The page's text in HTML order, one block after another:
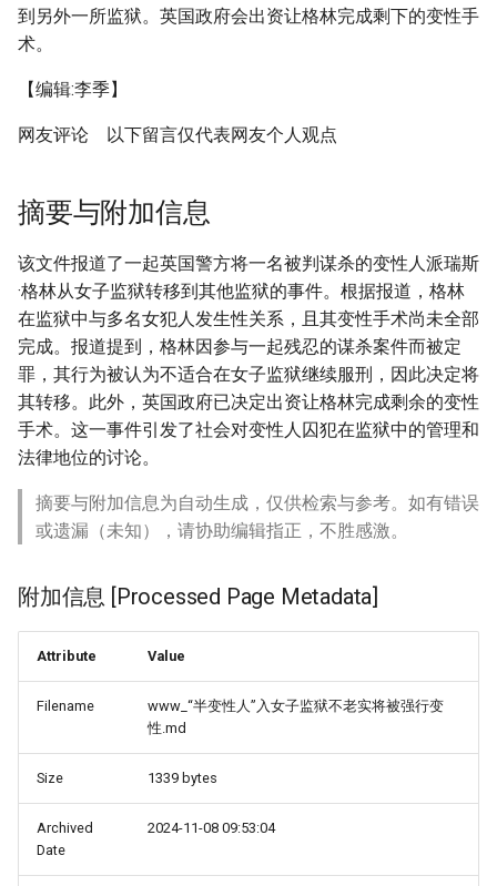
到另外一所监狱。英国政府会出资让格林完成剩下的变性手
术。
【编辑:李季】
网友评论 以下留言仅代表网友个人观点
摘要与附加信息
该文件报道了一起英国警方将一名被判谋杀的变性人派瑞斯
·格林从女子监狱转移到其他监狱的事件。根据报道，格林
在监狱中与多名女犯人发生性关系，且其变性手术尚未全部
完成。报道提到，格林因参与一起残忍的谋杀案件而被定
罪，其行为被认为不适合在女子监狱继续服刑，因此决定将
其转移。此外，英国政府已决定出资让格林完成剩余的变性
手术。这一事件引发了社会对变性人囚犯在监狱中的管理和
法律地位的讨论。
摘要与附加信息为自动生成，仅供检索与参考。如有错误
或遗漏（未知），请协助编辑指正，不胜感激。
附加信息 [Processed Page Metadata]
Attribute Value
Filename
www_“半变性人”入女子监狱不老实将被强行变
性.md
Size 1339 bytes
Archived
Date
2024-11-08 09:53:04